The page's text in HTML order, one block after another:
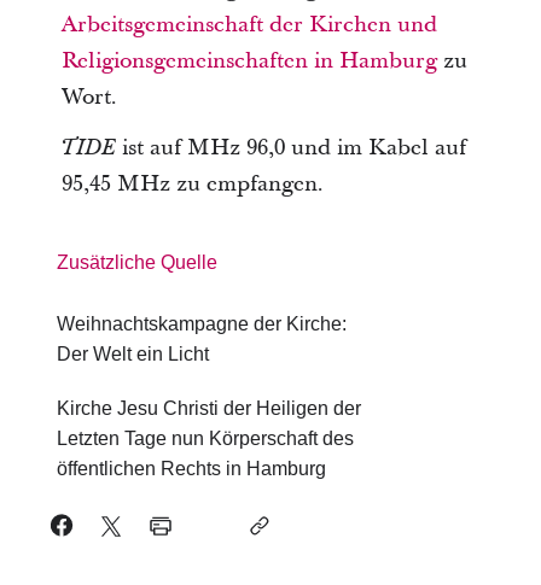
Arbeitsgemeinschaft der Kirchen und
Religionsgemeinschaften in Hamburgzu
Wort.
TIDEist auf MHz 96,0 und im Kabel auf
95,45 MHz zu empfangen.
Zusätzliche Quelle
Weihnachtskampagne der Kirche:
Der Welt ein Licht
Kirche Jesu Christi der Heiligen der
Letzten Tage nun Körperschaft des
öffentlichen Rechts in Hamburg